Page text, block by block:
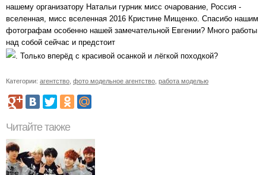
нашему организатору Натальи гурник мисс очарование, Россия -
вселенная, мисс вселенная 2016 Кристине Мищенко. Спасибо нашим
фотографам особенно нашей замечательной Евгении? Много работы
над собой сейчас и предстоит
. Только вперёд с красивой осанкой и лёгкой походкой?
Категории: агентство фото модельное агентство работа моделью
Читайте также